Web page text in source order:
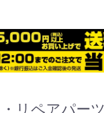
リペアパー